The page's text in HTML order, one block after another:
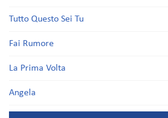
Tutto Questo Sei Tu
Fai Rumore
La Prima Volta
Angela